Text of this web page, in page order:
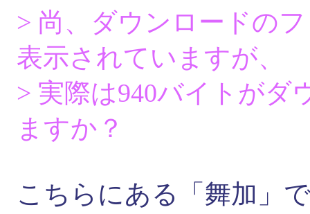
> 尚、ダウンロードの
表示されていますが、
> 実際は940バイトがダ
ますか？
こちらにある「舞加」